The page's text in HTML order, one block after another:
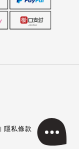
| 隱私條款